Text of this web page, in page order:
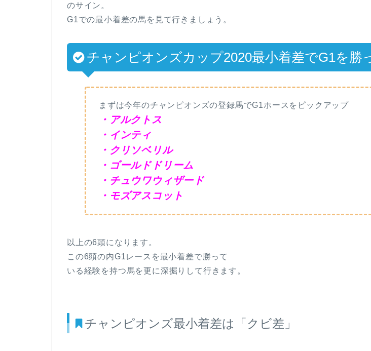
のサイン。
G1での最小着差の馬を見て行きましょう。
チャンピオンズカップ2020最小着差でG1を勝
まずは今年のチャンピオンズの登録馬でG1ホースをピックアップ
・アルクトス
・インティ
・クリソベリル
・ゴールドドリーム
・チュウワウィザード
・モズアスコット
以上の6頭になります。
この6頭の内G1レースを最小着差で勝って
いる経験を持つ馬を更に深掘りして行きます。
チャンピオンズ最小着差は「クビ差」